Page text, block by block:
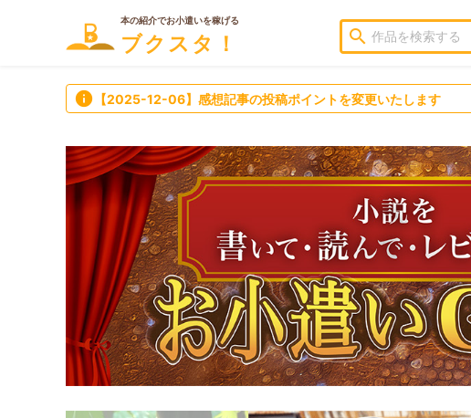
本の紹介でお小遣いを稼げる
ブクスタ！ search
info 【2025-12-06】感想記事の投稿ポイントを変更いたします